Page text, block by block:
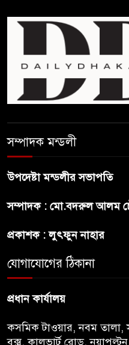
সম্পাদক মন্ডলী
উপদেষ্টা মন্ডলীর সভাপতি
সম্পাদক : মো.বদরুল আলম
প্রকাশক : লুৎফুন নাহার
যোগাযোগের ঠিকানা
প্রধান কার্যালয়
কসমিক টাওয়ার, নবম
বক্স, কালভার্ট রোড,